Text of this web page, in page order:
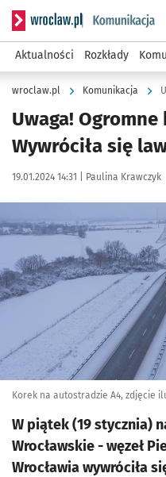
Serwis informacyjny
Aktualności Rozkłady
wroclaw.pl Komunikacja
Uwaga!
Wywróciła się
Data publikacji:
19.01.2024 14:31 | Autor:
Paulina Krawczyk
Korek na autostradzie A4, zdjęcie
W piątek (19 stycznia)
Wrocławskie - węzeł
Wrocławia wywróciła